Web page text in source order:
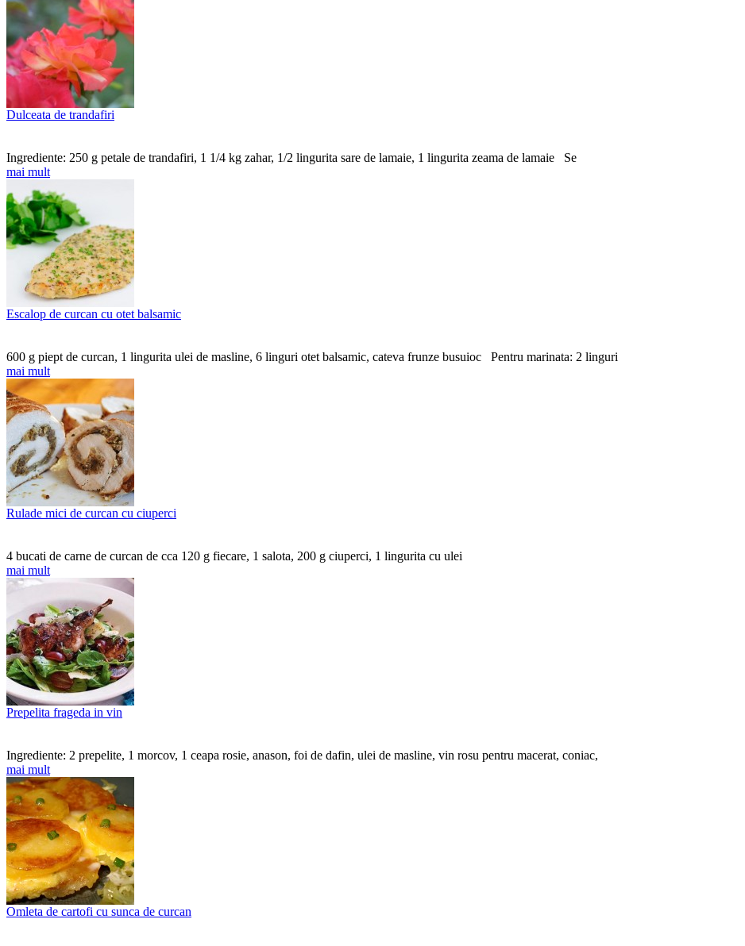
Dulceata de trandafiri
Ingrediente: 250 g petale de trandafiri, 1 1/4 kg zahar, 1/2 lingurita sare de lamaie, 1 lingurita zeama de lamaie Se
mai mult
Escalop de curcan cu otet balsamic
600 g piept de curcan, 1 lingurita ulei de masline, 6 linguri otet balsamic, cateva frunze busuioc Pentru marinata: 2 linguri
mai mult
Rulade mici de curcan cu ciuperci
4 bucati de carne de curcan de cca 120 g fiecare, 1 salota, 200 g ciuperci, 1 lingurita cu ulei
mai mult
Prepelita frageda in vin
Ingrediente: 2 prepelite, 1 morcov, 1 ceapa rosie, anason, foi de dafin, ulei de masline, vin rosu pentru macerat, coniac,
mai mult
Omleta de cartofi cu sunca de curcan